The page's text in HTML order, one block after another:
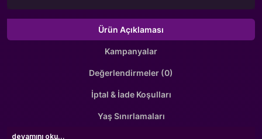
Ürün Açıklaması
Kampanyalar
Değerlendirmeler (0)
İptal & İade Koşulları
Yaş Sınırlamaları
devamını oku...